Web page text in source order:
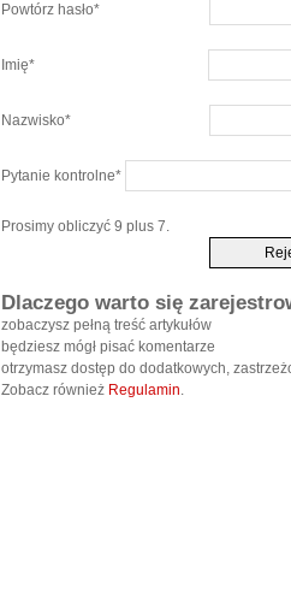
Powtórz hasło*
Imię*
Nazwisko*
Pytanie kontrolne*
Prosimy obliczyć 9 plus 7.
Dlaczego warto się
zobaczysz pełną treść artykułów
będziesz mógł pisać komentarze
otrzymasz dostęp do dodatkowych,
Zobacz również Regulamin.